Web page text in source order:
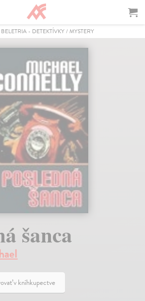
BELETRIA - DETEKTÍVKY / MYSTERY
šanca
v kníhkupectve